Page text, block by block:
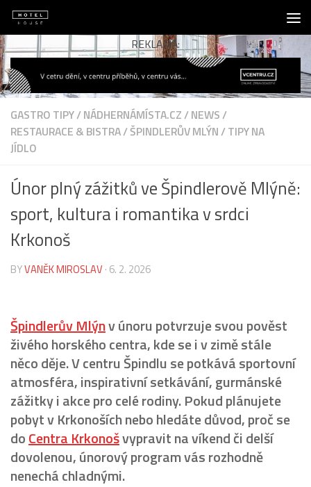
Skip to content
REKLAMA:
GASTRO TIPY/NÁDHERNÁMÍSTA.CZ/NEWS/
RESTAURACE & BISTRA/ŠPINDLERŮV MLÝN/TIPY NA
JÍDLO
Únor plný zážitků ve Špindlerově Mlýně:
sport, kultura i romantika v srdci
Krkonoš
BYVANĚK MIROSLAV · 6. 2. 2026
Špindlerův Mlýnv únoru potvrzuje svou pověst
živého horského centra, kde se i v zimě stále
něco děje. V centru Špindlu se potkává sportovní
atmosféra, inspirativní setkávání, gurmánské
zážitky i akce pro celé rodiny. Pokud plánujete
pobyt v Krkonoších nebo hledáte důvod, proč se
doCentra Krkonošvypravit na víkend či delší
dovolenou, únorový program vás rozhodně
nenechá chladnými.